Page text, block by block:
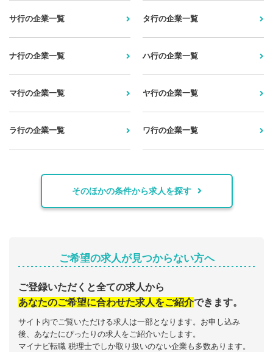
サ行の企業一覧 タ行の企業一覧
ナ行の企業一覧 ハ行の企業一覧
マ行の企業一覧 ヤ行の企業一覧
ラ行の企業一覧 ワ行の企業一覧
そのほかの条件から求人を探す
ご希望の求人が見つからない方へ
ご登録いただくと全ての求人から
あなたのご希望に合わせた求人をご紹介できます。
サイト内でご覧いただける求人は一部となります。お申し込み
後、あなたにぴったりの求人をご紹介いたします。
マイナビ転職 税理士でしか取り扱いのない企業も多数あります。